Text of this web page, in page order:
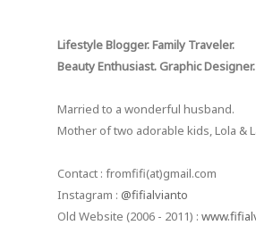
Lifestyle Blogger. Family Traveler.
Beauty Enthusiast. Graphic Designer.
Married to a wonderful husband.
Mother of two adorable kids, Lola &
Contact : fromfifi(at)gmail.com
Instagram : @fifialvianto
Old Website (2006 - 2011) :